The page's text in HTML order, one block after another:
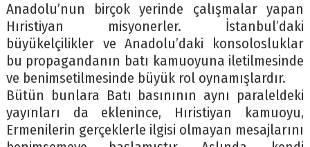
Anadolu’nun birçok yerinde çalışmalar yapan
Hıristiyan misyonerler. İstanbul’daki
büyükelçilikler ve Anadolu’daki konsolosluklar
bu propagandanın batı kamuoyuna iletilmesinde
ve benimsetilmesinde büyük rol oynamışlardır.
Bütün bunlara Batı basınının aynı paraleldeki
yayınları da eklenince, Hıristiyan kamuoyu,
Ermenilerin gerçeklerle ilgisi olmayan mesajlarını